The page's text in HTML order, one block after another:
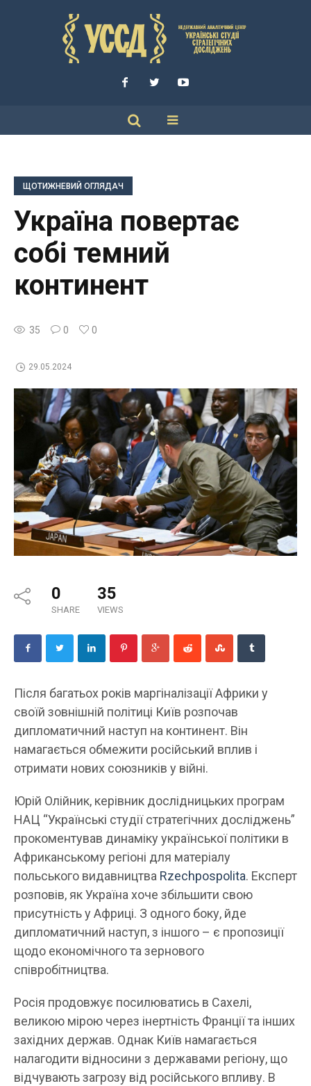
ЩОТИЖНЕВИЙ ОГЛЯДАЧ
Україна повертає
собі темний
континент
35 0 0
29.05.2024
0
SHARE
35
VIEWS
Після багатьох років маргіналізації Африки у
своїй зовнішній політиці Київ розпочав
дипломатичний наступ на континент. Він
намагається обмежити російський вплив і
отримати нових союзників у війні.
Юрій Олійник, керівник дослідницьких програм
НАЦ “Українські студії стратегічних досліджень”
прокоментував динаміку української політики в
Африканському регіоні для матеріалу
польського видавництва Rzechpospolita. Експерт
розповів, як Україна хоче збільшити свою
присутність у Африці. З одного боку, йде
дипломатичний наступ, з іншого – є пропозиції
щодо економічного та зернового
співробітництва.
Росія продовжує посилюватись в Сахелі,
великою мірою через інертність Франції та інших
західних держав. Однак Київ намагається
налагодити відносини з державами регіону, що
відчувають загрозу від російського впливу. В